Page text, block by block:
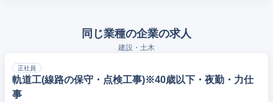
同じ業種の企業の求人
建設・土木
正社員
軌道工(線路の保守・点検工事)※40歳以下・夜勤・力仕
事